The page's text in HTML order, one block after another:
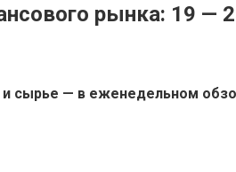
рынка: 19 —
сырье — в еженедельном